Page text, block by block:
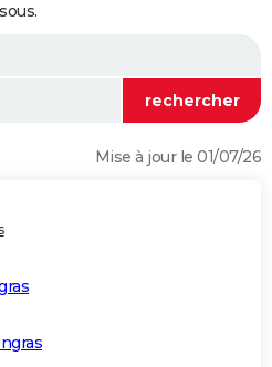
Mise à jour le 01/07/26